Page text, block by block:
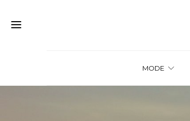
MODE